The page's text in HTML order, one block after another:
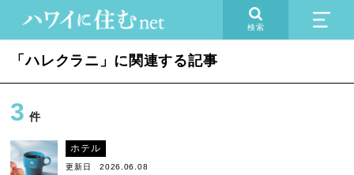
検索
「ハレクラニ」に関連する記事
3 件
ホテル
更新日 2026.06.08